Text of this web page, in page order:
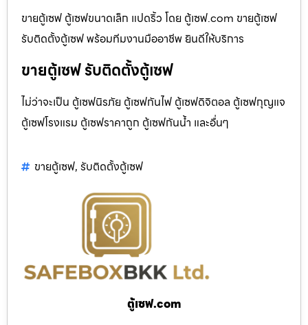
ขายตู้เซฟ ตู้เซฟขนาดเล็ก แปดริ้ว โดย ตู้เซฟ.com ขายตู้เซฟ
รับติดตั้งตู้เซฟ พร้อมทีมงานมืออาชีพ ยินดีให้บริการ
ขายตู้เซฟ รับติดตั้งตู้เซฟ
ไม่ว่าจะเป็น ตู้เซฟนิรภัย ตู้เซฟกันไฟ ตู้เซฟดิจิตอล ตู้เซฟกุญแจ
ตู้เซฟโรงแรม ตู้เซฟราคาถูก ตู้เซฟกันน้ำ และอื่นๆ
ขายตู้เซฟ, รับติดตั้งตู้เซฟ
ตู้เซฟ.com